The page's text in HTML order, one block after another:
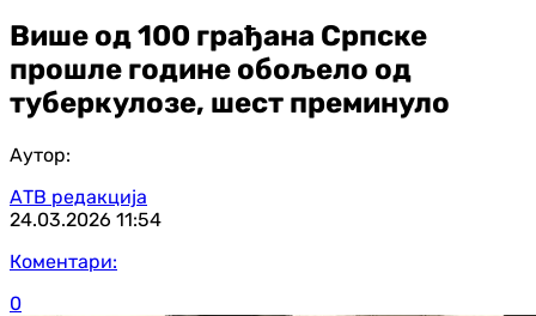
Више од 100 грађана Српске
прошле године обољело од
туберкулозе, шест преминуло
Аутор:
АТВ редакција
24.03.2026 11:54
Коментари:
0